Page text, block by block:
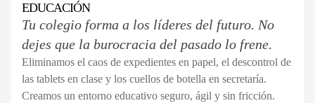
SECTOR 03 / 07
EDUCACIÓN
Tu colegio forma a los líderes del futuro. No
dejes que la burocracia del pasado lo frene.
Eliminamos el caos de expedientes en papel, el descontrol de
las tablets en clase y los cuellos de botella en secretaría.
Creamos un entorno educativo seguro, ágil y sin fricción.